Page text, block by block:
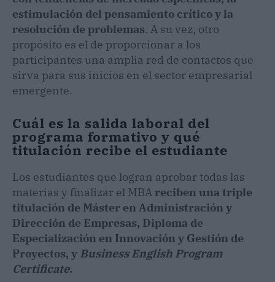
estimulación del pensamiento crítico y la
resolución de problemas. A su vez, otro
propósito es el de proporcionar a los
participantes una amplia red de contactos que
sirva para sus inicios en el sector empresarial
emergente.
Cuál es la salida laboral del
programa formativo y qué
titulación recibe el estudiante
Los estudiantes que logran aprobar todas las
materias y finalizar el MBA reciben una triple
titulación de Máster en Administración y
Dirección de Empresas, Diploma de
Especialización en Innovación y Gestión de
Proyectos, y Business English Program
Certificate.